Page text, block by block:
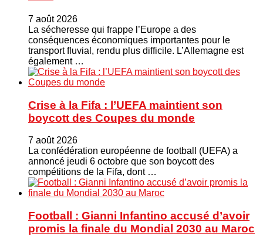
7 août 2026
La sécheresse qui frappe l’Europe a des
conséquences économiques importantes pour le
transport fluvial, rendu plus difficile. L’Allemagne est
également …
Crise à la Fifa : l’UEFA maintient son
boycott des Coupes du monde
7 août 2026
La confédération européenne de football (UEFA) a
annoncé jeudi 6 octobre que son boycott des
compétitions de la Fifa, dont …
Football : Gianni Infantino accusé d’avoir
promis la finale du Mondial 2030 au Maroc